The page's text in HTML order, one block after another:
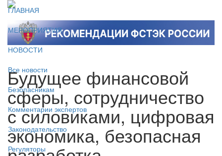
ГЛАВНАЯ
МЕРОПРИЯТИЯ
НОВОСТИ
Все новости
Безопасникам
Комментарии экспертов
Законодательство
Регуляторы
Будущее финансовой
сферы, сотрудничество
с силовиками, цифровая
экономика, безопасная